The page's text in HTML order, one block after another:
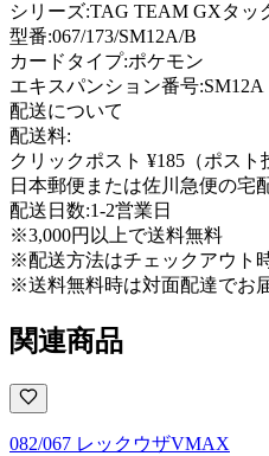
シリーズ:TAG TEAM GXタッ
型番:067/173/SM12A/B
カードタイプ:ポケモン
エキスパンション番号:SM12A
配送について
配送料:
クリックポスト ¥185（ポスト
日本郵便または佐川急便の宅
配送日数:1-2営業日
※3,000円以上で送料無料
※配送方法はチェックアウト
※送料無料時は対面配達でお
関連商品
082/067 レックウザVMAX